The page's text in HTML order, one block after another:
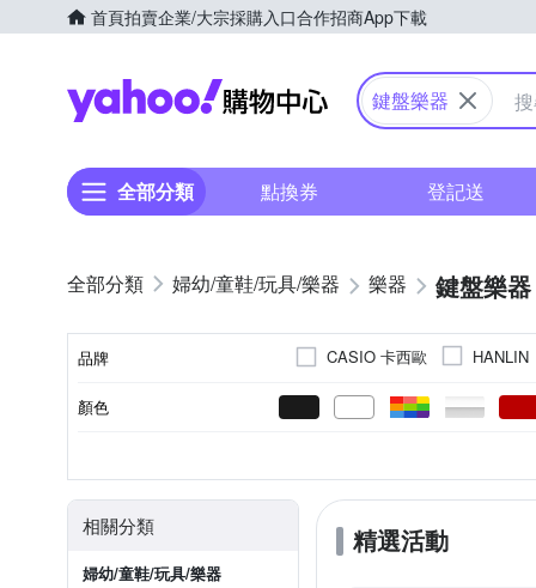
首頁拍賣企業/大宗採購入口合作招商App下載
Yahoo購物中心
鍵盤樂器
全部分類 點換券 登記送
婦幼/童鞋/玩具/樂器 樂器 鍵盤樂器
品牌 CASIO 卡西歐
HANLIN
其他品牌
顏色
相關分類
婦幼/童鞋/玩具/樂器
精選活動